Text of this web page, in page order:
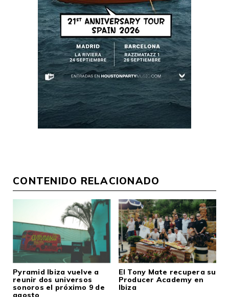
CONTENIDO RELACIONADO
Pyramid Ibiza vuelve a
reunir dos universos
sonoros el próximo 9 de
agosto
El Tony Mate recupera su
Producer Academy en
Ibiza